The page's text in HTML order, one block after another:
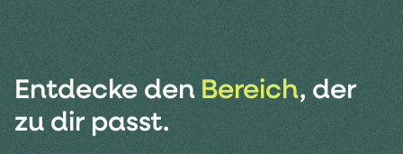
Entdecke den Bereich, der
zu dir passt.